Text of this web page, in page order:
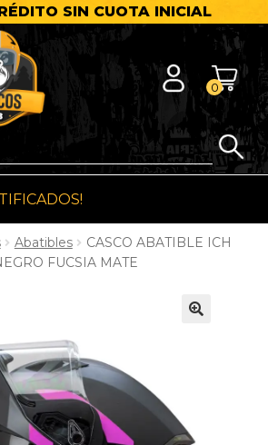
SIN CUOTA INICIAL
0
Abatibles
CASCO ABATIBLE ICH
FUCSIA MATE